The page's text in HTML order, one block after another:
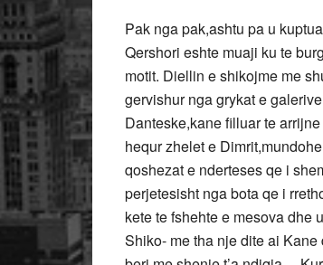
Pak nga pak,ashtu pa u
Qershori eshte muaji ku te
motit. Diellin e shikojme me
gervishur nga grykat e
Danteske,kane filluar te
hequr zhelet e
qoshezat e nderteses qe i
perjetesisht nga bota qe i
kete te fshehte e mesova
Shiko- me tha nje dite ai